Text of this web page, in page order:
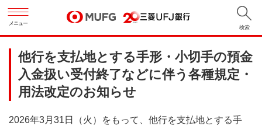
メニュー
検索
他行を支払地とする手形・小切手の預金
入金扱い受付終了などに伴う各種規定・
用法改定のお知らせ
2026年3月31日（火）をもって、他行を支払地とする手